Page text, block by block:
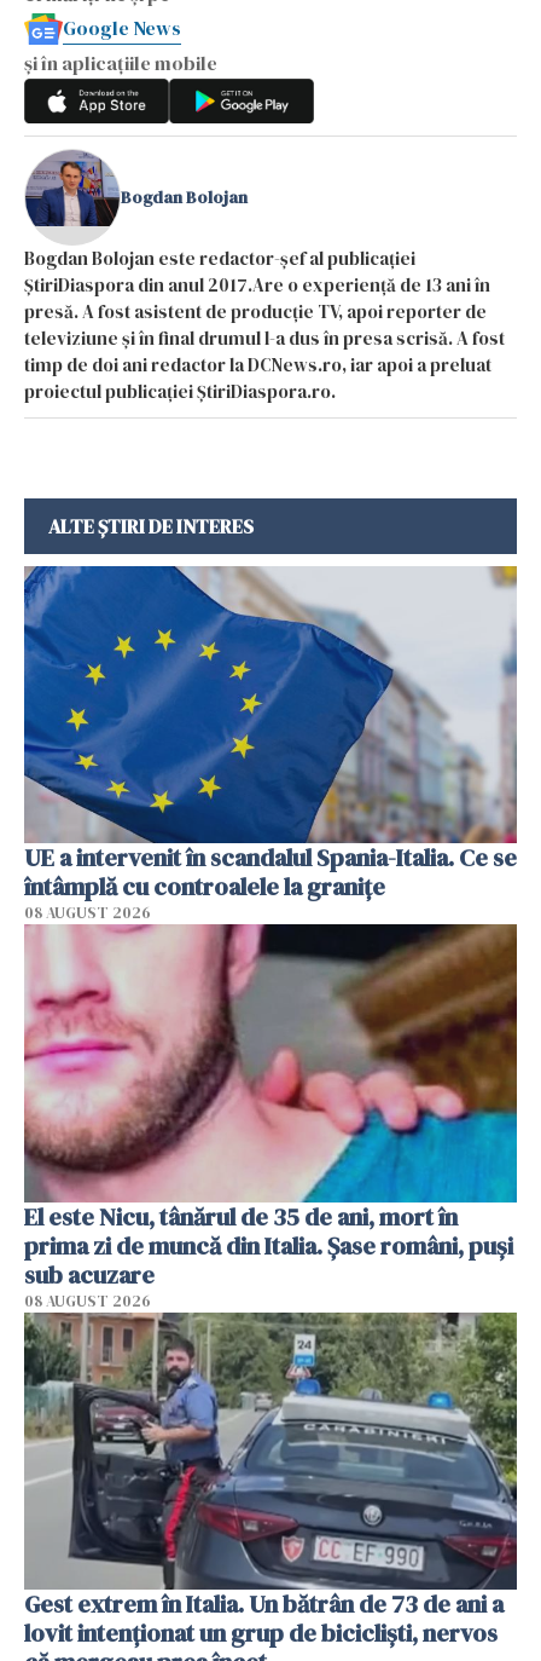
Google News
și în aplicațiile mobile
Bogdan Bolojan
Bogdan Bolojan este redactor-șef al publicației
ȘtiriDiaspora din anul 2017.Are o experiență de 13 ani în
presă. A fost asistent de producție TV, apoi reporter de
televiziune și în final drumul l-a dus în presa scrisă. A fost
timp de doi ani redactor la DCNews.ro, iar apoi a preluat
proiectul publicației ȘtiriDiaspora.ro.
ALTE ȘTIRI DE INTERES
UE a intervenit în scandalul Spania-Italia. Ce se
întâmplă cu controalele la granițe
08 AUGUST 2026
El este Nicu, tânărul de 35 de ani, mort în
prima zi de muncă din Italia. Șase români, puși
sub acuzare
08 AUGUST 2026
Gest extrem în Italia. Un bătrân de 73 de ani a
lovit intenționat un grup de bicicliști, nervos